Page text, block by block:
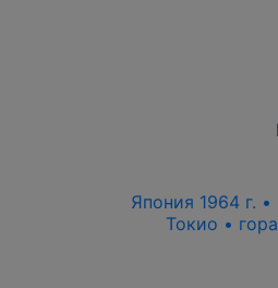
Япония 1964 г.
Токио •